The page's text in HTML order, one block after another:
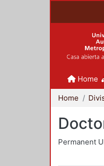
Home
Home
Permanent